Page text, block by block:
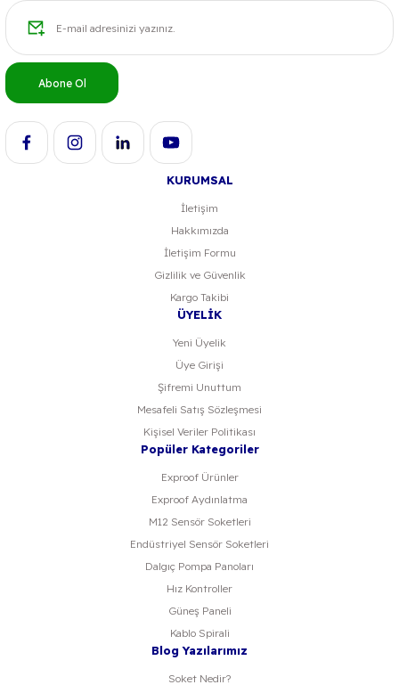
Abone Ol
KURUMSAL
İletişim
Hakkımızda
İletişim Formu
Gizlilik ve Güvenlik
Kargo Takibi
ÜYELİK
Yeni Üyelik
Üye Girişi
Şifremi Unuttum
Mesafeli Satış Sözleşmesi
Kişisel Veriler Politikası
Popüler Kategoriler
Exproof Ürünler
Exproof Aydınlatma
M12 Sensör Soketleri
Endüstriyel Sensör Soketleri
Dalgıç Pompa Panoları
Hız Kontroller
Güneş Paneli
Kablo Spirali
Blog Yazılarımız
Soket Nedir?